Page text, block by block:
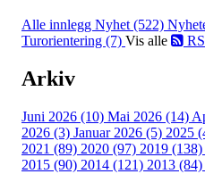
Alle innlegg Nyhet (522)
Turorientering (7) Vis alle
Arkiv
Juni 2026 (10) Mai 2026 (14)
2026 (3) Januar 2026 (5) 2025
2021 (89) 2020 (97) 2019 (138)
2015 (90) 2014 (121) 2013 (84)